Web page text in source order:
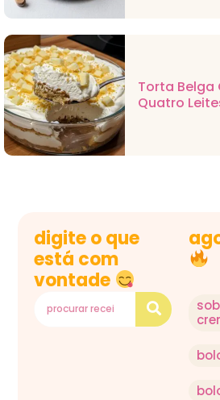
Torta Belga
Quatro
digite o que
está com
vontade